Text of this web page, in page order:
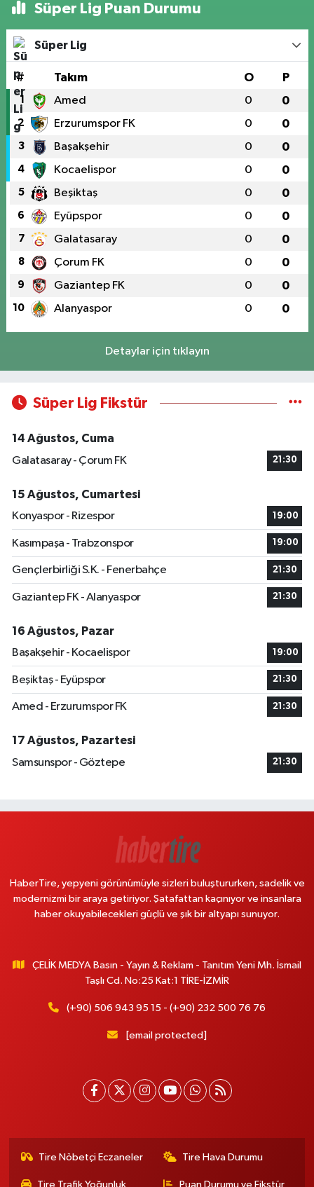
Süper Lig Puan Durumu
Süper Lig
# Takım O P
1 Amed 0 0
2 Erzurumspor FK 0 0
3 Başakşehir 0 0
4 Kocaelispor 0 0
5 Beşiktaş 0 0
6 Eyüpspor 0 0
7 Galatasaray 0 0
8 Çorum FK 0 0
9 Gaziantep FK 0 0
10 Alanyaspor 0 0
Detaylar için tıklayın
Süper Lig Fikstür
14 Ağustos, Cuma
Galatasaray - Çorum FK
21:30
15 Ağustos, Cumartesi
Konyaspor - Rizespor
19:00
Kasımpaşa - Trabzonspor 19:00
Gençlerbirliği S.K. - Fenerbahçe 21:30
Gaziantep FK - Alanyaspor 21:30
16 Ağustos, Pazar
Başakşehir - Kocaelispor
19:00
Beşiktaş - Eyüpspor 21:30
Amed - Erzurumspor FK 21:30
17 Ağustos, Pazartesi
Samsunspor - Göztepe
21:30
HaberTire, yepyeni görünümüyle sizleri buluştururken, sadelik ve
modernizmi bir araya getiriyor. Şatafattan kaçınıyor ve insanlara
haber okuyabilecekleri güçlü ve şık bir altyapı sunuyor.
ÇELİK MEDYA Basın - Yayın & Reklam - Tanıtım Yeni Mh. İsmail
Taşlı Cd. No:25 Kat:1 TİRE-İZMİR
(+90) 506 943 95 15 - (+90) 232 500 76 76
[email protected]
Tire Nöbetçi Eczaneler Tire Hava Durumu
Tire Trafik Yoğunluk Puan Durumu ve Fikstür